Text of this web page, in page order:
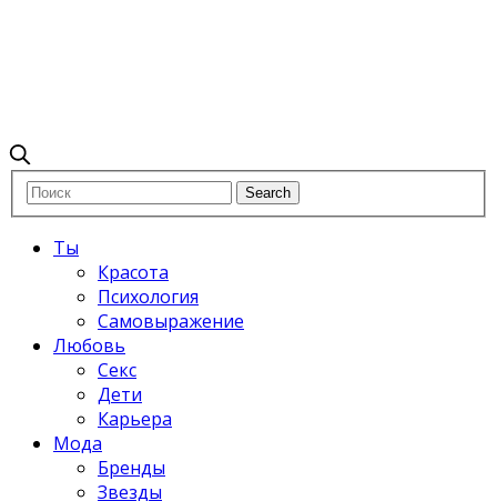
Ты
Красота
Психология
Самовыражение
Любовь
Секс
Дети
Карьера
Мода
Бренды
Звезды